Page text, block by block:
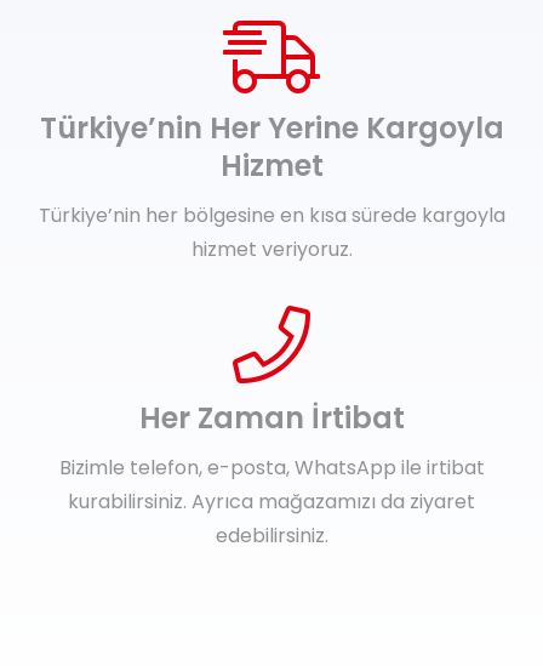
Türkiye’nin Her Yerine Kargoyla
Hizmet
Türkiye’nin her bölgesine en kısa sürede kargoyla
hizmet veriyoruz.
Her Zaman İrtibat
Bizimle telefon, e-posta, WhatsApp ile irtibat
kurabilirsiniz. Ayrıca mağazamızı da ziyaret
edebilirsiniz.